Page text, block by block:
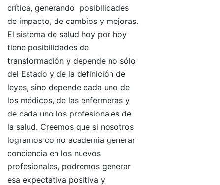
crítica, generando posibilidades
de impacto, de cambios y mejoras.
El sistema de salud hoy por hoy
tiene posibilidades de
transformación y depende no sólo
del Estado y de la definición de
leyes, sino depende cada uno de
los médicos, de las enfermeras y
de cada uno los profesionales de
la salud. Creemos que si nosotros
logramos como academia generar
conciencia en los nuevos
profesionales, podremos generar
esa expectativa positiva y